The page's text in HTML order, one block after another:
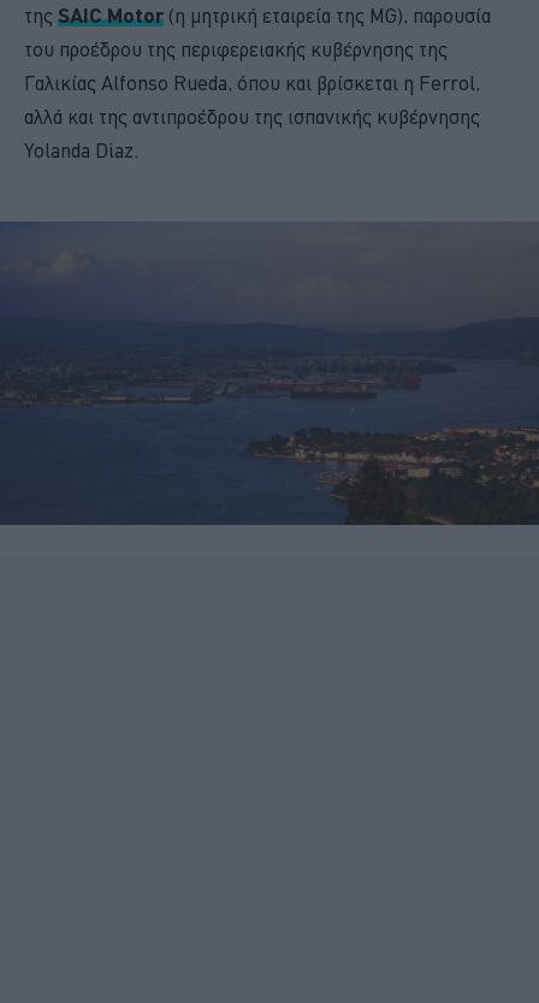
της SAIC Motor (η μητρική εταιρεία της MG) , παρουσία
του προέδρου της περιφερειακής κυβέρνησης της
Γαλικίας Alfonso Rueda, όπου και βρίσκεται η Ferrol,
αλλά και της αντιπροέδρου της ισπανικής κυβέρνησης
Yolanda Diaz.